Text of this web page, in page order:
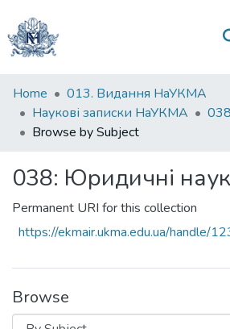
Communities
&
Collections
Home
013. Видання НаУКМА
Наукові записки НаУКМА
Browse by Subject
038: Юридичні
Permanent URI for this collection
https://ekmair.ukma.edu.ua/handle/
Browse